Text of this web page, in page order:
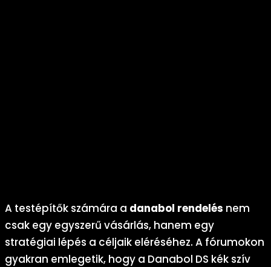
A testépítők számára a danabol rendelés nem
csak egy egyszerű vásárlás, hanem egy
stratégiai lépés a céljaik eléréséhez. A fórumokon
gyakran emlegetik, hogy a Danabol DS kék szív